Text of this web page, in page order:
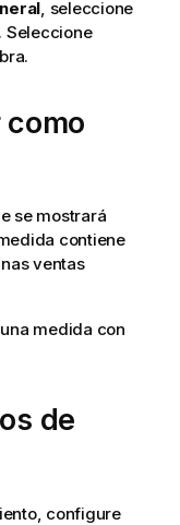
, seleccione
Seleccione
se mostrará
contiene
ventas
medida con
de
configure